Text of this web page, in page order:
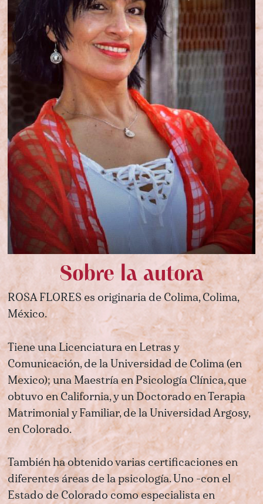
Sobre la autora
ROSA FLORES es originaria de Colima, Colima,
México.
Tiene una Licenciatura en Letras y
Comunicación, de la Universidad de Colima (en
Mexico); una Maestría en Psicología Clínica, que
obtuvo en California, y un Doctorado en Terapia
Matrimonial y Familiar, de la Universidad Argosy,
en Colorado.
También ha obtenido varias certificaciones en
diferentes áreas de la psicología. Uno -con el
Estado de Colorado como especialista en